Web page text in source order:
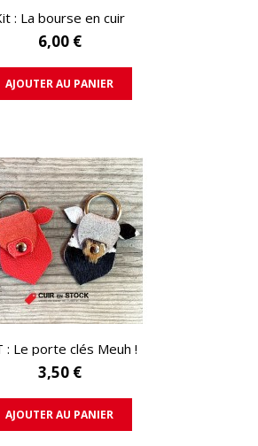
APERÇU RAPIDE
: La bourse en cuir
6,00 €
AJOUTER AU PANIER
APERÇU RAPIDE
: Le porte clés Meuh !
3,50 €
AJOUTER AU PANIER